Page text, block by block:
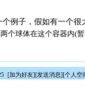
例子，假如有一个
个球体在这个容器内(
[加为好友][发送消息][个人空